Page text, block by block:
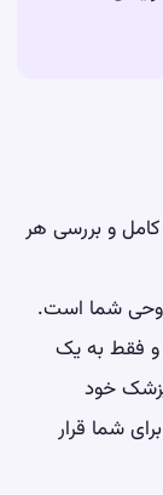
کامل و بررسی هر
شما است.
و فقط به یک
پزشک خود
شما قرار